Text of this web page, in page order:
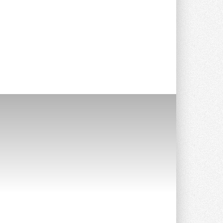
помогает снизить энергопотребление ...